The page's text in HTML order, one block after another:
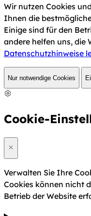
Wir nutzen Cookies
Ihnen die
Einige sind für den
andere helfen uns, die
Datenschutzhinweise
Nur notwendige Cookies
Cookie-
Verwalten Sie Ihre
Cookies können nicht
Betrieb der Website